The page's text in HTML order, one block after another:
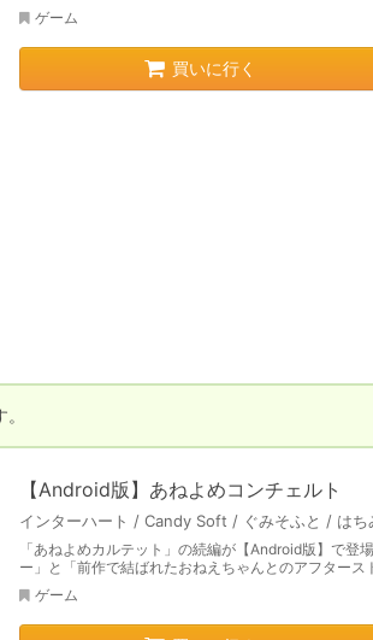
ゲーム
買いに行く
【Android版】あねよめコンチェルト
「あねよめカルテット」の続編が【Android版】で
ー」と「前作で結ばれたおねえちゃんとのアフタース
ゲーム